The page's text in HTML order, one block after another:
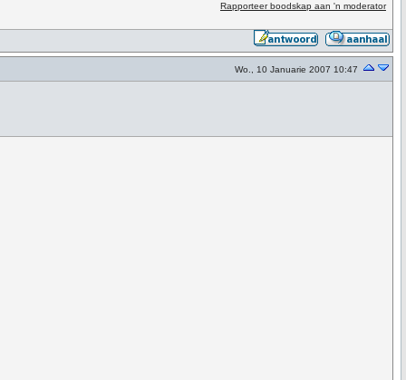
Rapporteer boodskap aan 'n moderator
Wo., 10 Januarie 2007 10:47